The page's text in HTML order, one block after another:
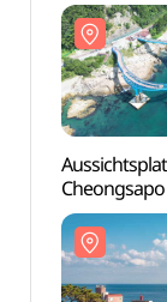
(청사포 다